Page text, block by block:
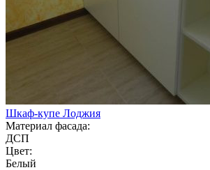
Шкаф-купе Лоджия
Материал фасада:
ДСП
Цвет:
Белый